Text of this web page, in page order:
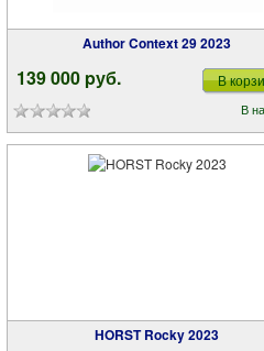
Author Context 29 2023
139 000 pуб. В
В
HORST Rocky 2023